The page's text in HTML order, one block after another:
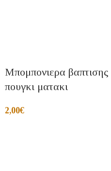
Μπομπονιερα βαπτισης
πουγκι ματακι
2,00€